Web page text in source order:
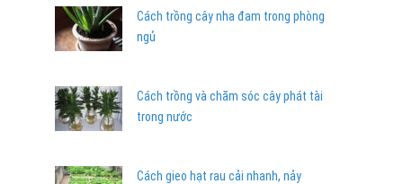
Cách trồng cây nha đam trong phòng
ngủ
Cách trồng và chăm sóc cây phát tài
trong nước
Cách gieo hạt rau cải nhanh, nảy